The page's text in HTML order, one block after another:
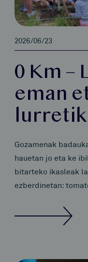
2026/06/23
0 Km –
eman
lurretik
Gozamenak
hauetan jo eta ke
bitarteko ikasleak
ezberdinetan: